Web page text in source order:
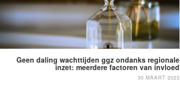
Geen daling wachttijden ggz ondanks regionale
inzet: meerdere factoren van invloed
30 MAART 2023